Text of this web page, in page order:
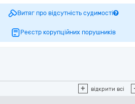
Витяг про відсутність судимості
Реєстр корупційних порушників
+ відкрити всі